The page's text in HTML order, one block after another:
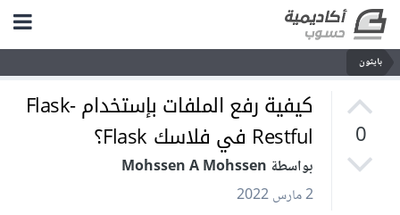
بايثون
0
كيفية رفع الملفات بإستخدام Flask-
Restful في فلاسك Flask؟
بواسطة Mohssen A Mohssen
2 مارس 2022